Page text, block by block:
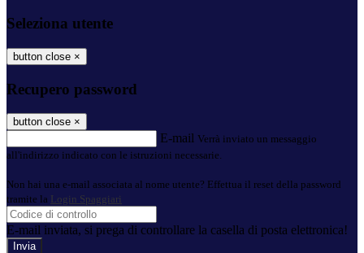
Seleziona utente
button close ×
Recupero password
button close ×
E-mail Verrà inviato un messaggio
all'indirizzo indicato con le istruzioni necessarie.
Non hai una e-mail associata al nome utente? Effettua il reset della password
tramite la Login Spaggiari
E-mail inviata, si prega di controllare la casella di posta elettronica!